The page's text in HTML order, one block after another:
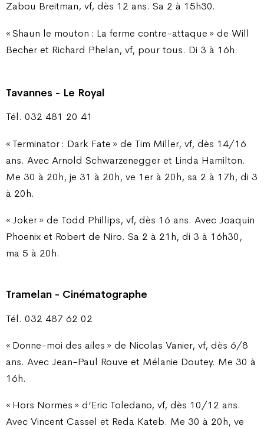
Zabou Breitman, vf, dès 12 ans. Sa 2 à 15h30.
« Shaun le mouton : La ferme contre-attaque » de Will
Becher et Richard Phelan, vf, pour tous. Di 3 à 16h.
Tavannes - Le Royal
Tél. 032 481 20 41
« Terminator : Dark Fate » de Tim Miller, vf, dès 14/16
ans. Avec Arnold Schwarzenegger et Linda Hamilton.
Me 30 à 20h, je 31 à 20h, ve 1er à 20h, sa 2 à 17h, di 3
à 20h.
« Joker » de Todd Phillips, vf, dès 16 ans. Avec Joaquin
Phoenix et Robert de Niro. Sa 2 à 21h, di 3 à 16h30,
ma 5 à 20h.
Tramelan - Cinématographe
Tél. 032 487 62 02
« Donne-moi des ailes » de Nicolas Vanier, vf, dès 6/8
ans. Avec Jean-Paul Rouve et Mélanie Doutey. Me 30 à
16h.
« Hors Normes » d’Eric Toledano, vf, dès 10/12 ans.
Avec Vincent Cassel et Reda Kateb. Me 30 à 20h, ve